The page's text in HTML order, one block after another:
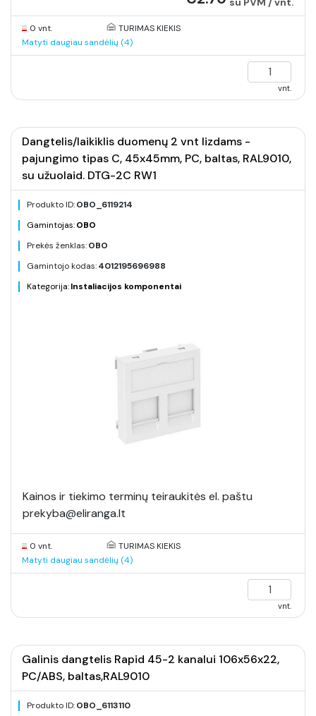
0 vnt.
TURIMAS KIEKIS
Matyti daugiau sandėlių (4)
vnt.
Dangtelis/laikiklis duomenų 2 vnt lizdams -
pajungimo tipas C, 45x45mm, PC, baltas, RAL9010,
su užuolaid. DTG-2C RW1
Produkto ID:OBO_6119214
Gamintojas:OBO
Prekės ženklas:OBO
Gamintojo kodas:4012195696988
Kategorija:Instaliacijos komponentai
Kainos ir tiekimo terminų teiraukitės el. paštu
prekyba@eliranga.lt
0 vnt.
TURIMAS KIEKIS
Matyti daugiau sandėlių (4)
vnt.
Galinis dangtelis Rapid 45-2 kanalui 106x56x22,
PC/ABS, baltas,RAL9010
Produkto ID:OBO_6113110